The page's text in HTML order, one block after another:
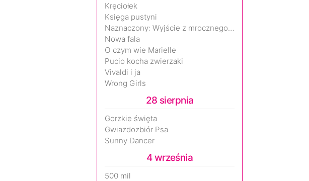
Kręciołek
Księga pustyni
Naznaczony: Wyjście z mrocznego wymiaru
Nowa fala
O czym wie Marielle
Pucio kocha zwierzaki
Vivaldi i ja
Wrong Girls
28 sierpnia
Gorzkie święta
Gwiazdozbiór Psa
Sunny Dancer
4 września
500 mil